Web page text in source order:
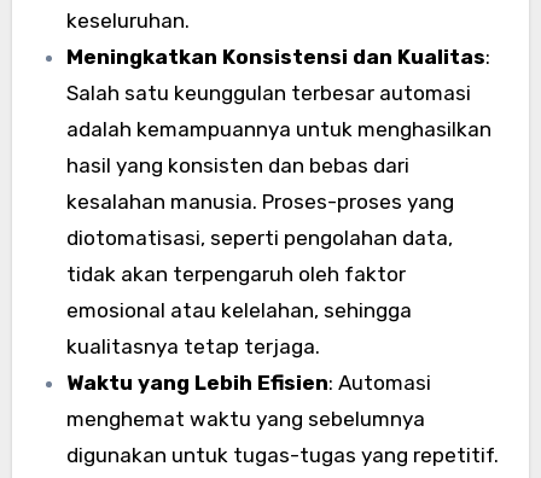
keseluruhan.
Meningkatkan Konsistensi dan Kualitas:
Salah satu keunggulan terbesar automasi
adalah kemampuannya untuk menghasilkan
hasil yang konsisten dan bebas dari
kesalahan manusia. Proses-proses yang
diotomatisasi, seperti pengolahan data,
tidak akan terpengaruh oleh faktor
emosional atau kelelahan, sehingga
kualitasnya tetap terjaga.
Waktu yang Lebih Efisien: Automasi
menghemat waktu yang sebelumnya
digunakan untuk tugas-tugas yang repetitif.